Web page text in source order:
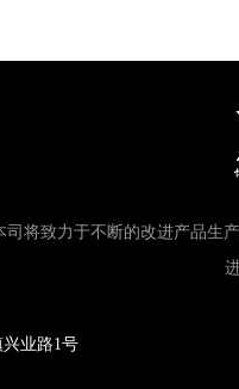
司将致力于不断的改进产品生
业路1号